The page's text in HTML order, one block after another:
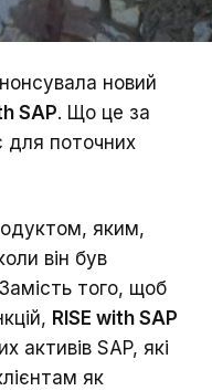
новий
SAP. Що це за
для поточних
яким,
він був
того, щоб
RISE with SAP
активів SAP, які
як